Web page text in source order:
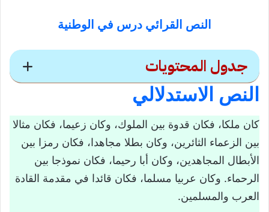
النص القرائي درس في الوطنية
جدول المحتويات
النص القرائي درس في
الوطنية
النص الاستدلالي
بطاقة تعريف الكاتب جمال الدين الشيال
ملاحظة النص واستكشافه
النص الاستدلالي
كان ملكا، فكان قدوة بين الملوك، وكان زعيما، فكان مثالا
بين الزعماء الثائرين، وكان بطلا مجاهدا، فكان رمزا بين
الأبطال المجاهدين، وكان أبا رحيما، فكان نموذجا بين
الرحماء. وكان عربيا مسلما، فكان قائدا في مقدمة القادة
العرب والمسلمين.